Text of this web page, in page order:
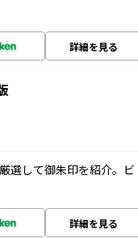
詳細を見る
選して御朱印を紹介。ビ
詳細を見る